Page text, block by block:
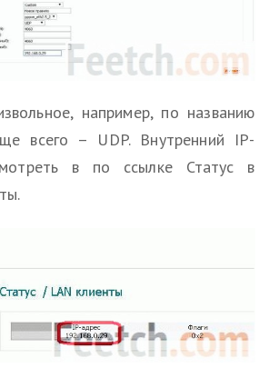
например, по названию
всего – UDP. Внутренний IP-
в по ссылке Статус в